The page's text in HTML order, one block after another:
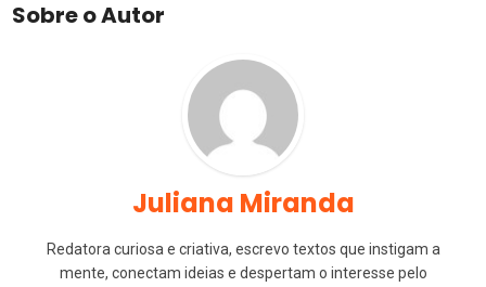
Sobre o Autor
Juliana Miranda
Redatora curiosa e criativa, escrevo textos que instigam a
mente, conectam ideias e despertam o interesse pelo